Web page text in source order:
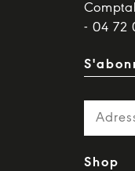
- 04 72
Shop